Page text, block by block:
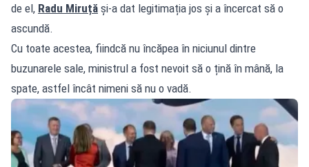
de el, Radu Miruță și-a dat legitimația jos și a încercat să o
ascundă.
Cu toate acestea, fiindcă nu încăpea în niciunul dintre
buzunarele sale, ministrul a fost nevoit să o țină în mână, la
spate, astfel încât nimeni să nu o vadă.